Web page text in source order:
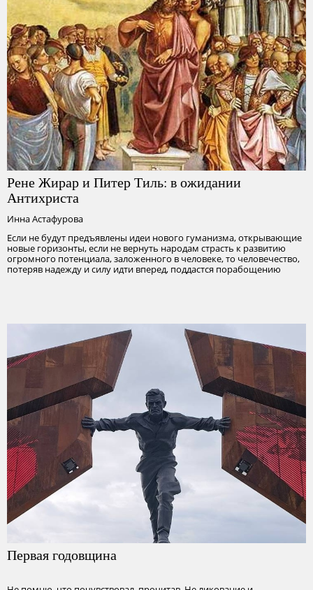
Рене Жирар и Питер Тиль: в ожидании
Антихриста
Инна Астафурова
Если не будут предъявлены идеи нового гуманизма, открывающие
новые горизонты, если не вернуть народам страсть к развитию
огромного потенциала, заложенного в человеке, то человечество,
потеряв надежду и силу идти вперед, поддастся порабощению
Первая годовщина